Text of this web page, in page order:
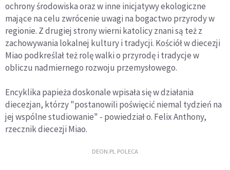
ochrony środowiska oraz w inne inicjatywy ekologiczne
mające na celu zwrócenie uwagi na bogactwo przyrody w
regionie. Z drugiej strony wierni katolicy znani są też z
zachowywania lokalnej kultury i tradycji. Kościół w diecezji
Miao podkreślał też rolę walki o przyrodę i tradycje w
obliczu nadmiernego rozwoju przemysłowego.
Encyklika papieża doskonale wpisała się w działania
diecezjan, którzy "postanowili poświęcić niemal tydzień na
jej wspólne studiowanie" - powiedział o. Felix Anthony,
rzecznik diecezji Miao.
DEON.PL POLECA